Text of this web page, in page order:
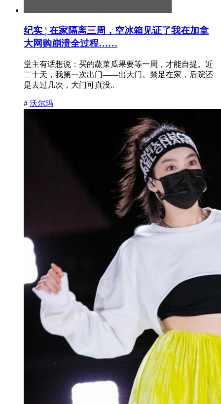
纪实 ¦ 在家隔离三周，空冰箱见证了我在加拿
大网购崩溃全过程……
堂主有话想说：买的蔬菜瓜果要等一周，才能自提。近
二十天，我第一次出门——出大门。禁足在家，后院还
是去过几次，大门可真没..
# 沃尔玛